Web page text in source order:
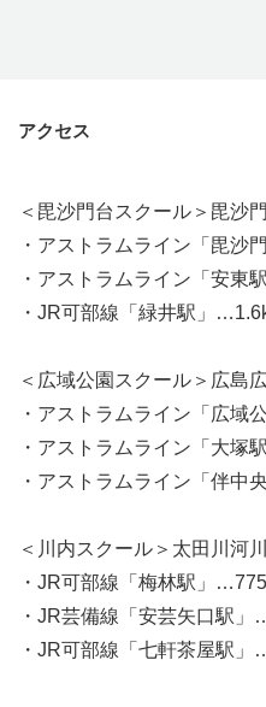
アクセス
＜毘沙門台スクール＞毘沙
・アストラムライン「毘沙
・アストラムライン「安東
・JR可部線「緑井駅」
＜広域公園スクール＞広島
・アストラムライン「広
・アストラムライン「大塚
・アストラムライン「伴中
＜川内スクール＞太田川河
・JR可部線「梅林駅」
・JR芸備線「安芸矢口駅
・JR可部線「七軒茶屋駅